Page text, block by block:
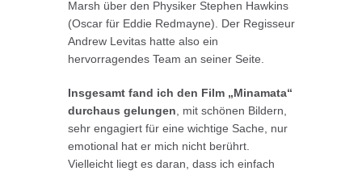
Marsh über den Physiker Stephen Hawkins
(Oscar für Eddie Redmayne). Der Regisseur
Andrew Levitas hatte also ein
hervorragendes Team an seiner Seite.
Insgesamt fand ich den Film „Minamata“
durchaus gelungen , mit schönen Bildern,
sehr engagiert für eine wichtige Sache, nur
emotional hat er mich nicht berührt.
Vielleicht liegt es daran, dass ich einfach